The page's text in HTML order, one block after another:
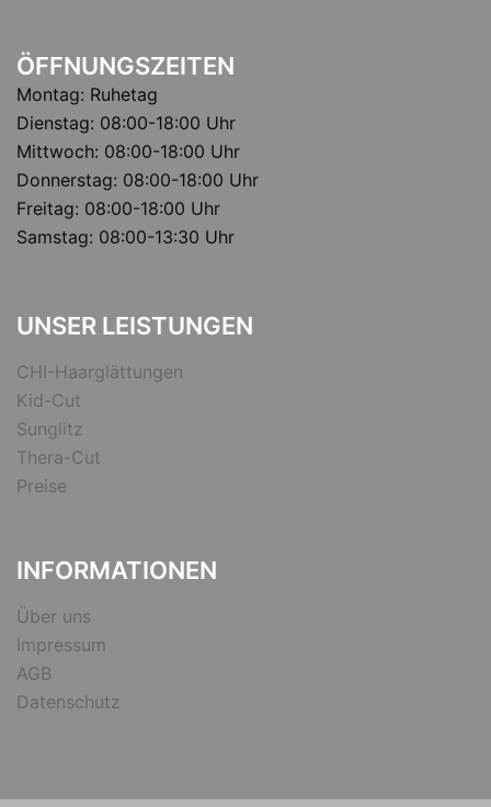
ÖFFNUNGSZEITEN
Montag: Ruhetag
Dienstag: 08:00-18:00 Uhr
Mittwoch: 08:00-18:00 Uhr
Donnerstag: 08:00-18:00 Uhr
Freitag: 08:00-18:00 Uhr
Samstag: 08:00-13:30 Uhr
UNSER LEISTUNGEN
CHI-Haarglättungen
Kid-Cut
Sunglitz
Thera-Cut
Preise
INFORMATIONEN
Über uns
Impressum
AGB
Datenschutz